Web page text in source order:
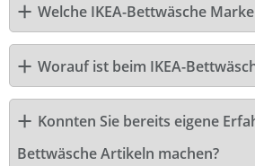
Welche IKEA-Bettwäsche
Worauf ist beim IKEA-
Konnten Sie bereits eigene
Bettwäsche Artikeln machen?